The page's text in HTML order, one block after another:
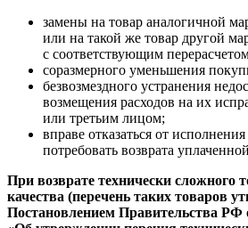
замены на товар аналогичной
или на такой же товар другой
с соответствующим
соразмерного уменьшения
безвозмездного устранения
возмещения расходов на их
или третьим лицом;
вправе отказаться от
потребовать возврата
При возврате технически сложного
качества (перечень таких товаров
Постановлением Правительства РФ